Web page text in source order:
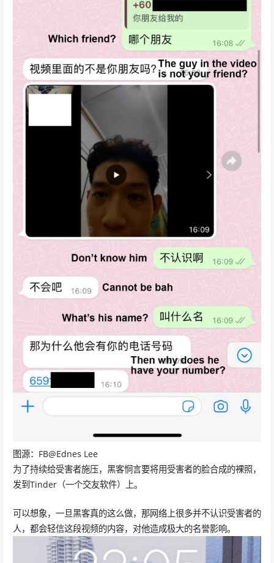
图源：FB@Ednes Lee
为了持续给受害者施压，黑客恫言要将用受害者的脸合成的裸照，
发到Tinder（一个交友软件）上。
可以想象，一旦黑客真的这么做，那网络上很多并不认识受害者的
人，都会轻信这段视频的内容，对他造成极大的名誉影响。